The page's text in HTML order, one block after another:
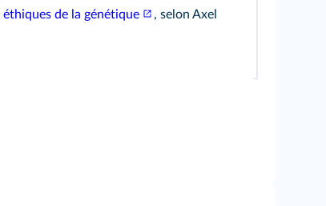
éthiques de la génétique
, selon Axel